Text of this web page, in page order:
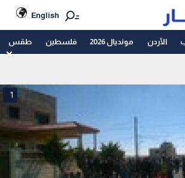
English
الأردن مونديال 2026 فلسطين طقس
1